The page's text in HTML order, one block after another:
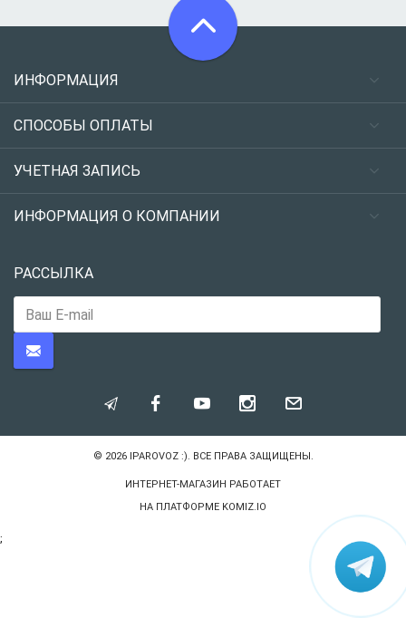
ИНФОРМАЦИЯ
СПОСОБЫ ОПЛАТЫ
УЧЕТНАЯ ЗАПИСЬ
ИНФОРМАЦИЯ О КОМПАНИИ
РАССЫЛКА
© 2026 IPAROVOZ :). ВСЕ ПРАВА ЗАЩИЩЕНЫ.
ИНТЕРНЕТ-МАГАЗИН РАБОТАЕТ
НА ПЛАТФОРМЕ KOMIZ.IO
;